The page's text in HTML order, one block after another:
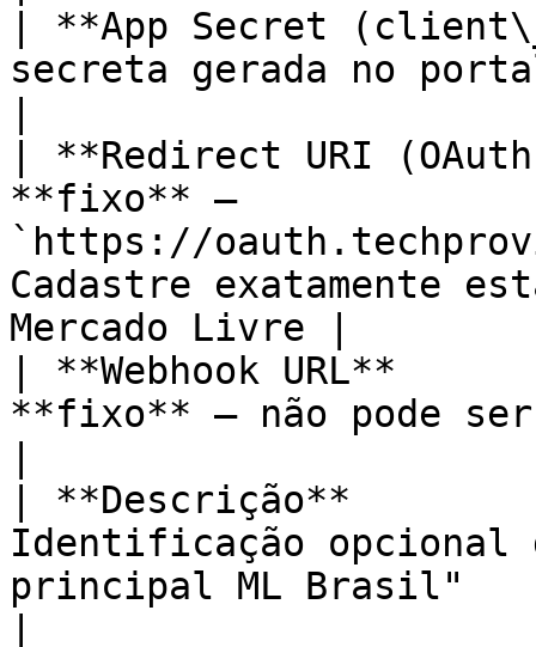
| **App Secret
secreta gerada no
| **Redirect URI
**fixo** —
`https://
Cadastre exatamente
Mercado Livre |
| **Webhook URL**
**fixo** — não pode
| **Descrição**
Identificação opcional
principal ML Brasil"